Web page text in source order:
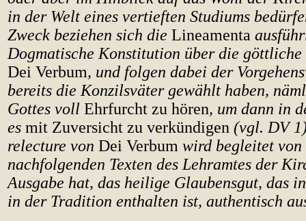
in der Welt eines vertieften Studiums
Zweck beziehen sich die Lineamenta
Dogmatische Konstitution über die
Dei Verbum, und folgen dabei der
bereits die Konzilsväter gewählt haben,
Gottes voll Ehrfurcht zu hören, um dann in
es mit Zuversicht zu verkündigen (vgl. DV
relecture von Dei Verbum wird begleitet von
nachfolgenden Texten des Lehramtes der
Ausgabe hat, das heilige Glaubensgut, das
in der Tradition enthalten ist, authentisch